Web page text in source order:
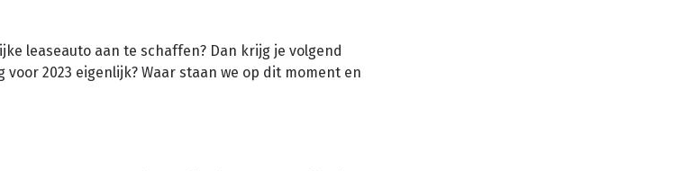
leaseauto aan te schaffen? Dan krijg je volgend
2023 eigenlijk? Waar staan we op dit moment en